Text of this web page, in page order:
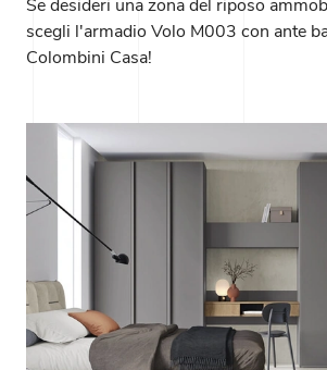
Se desideri una zona del riposo
scegli l'armadio Volo M003 con ante
Colombini Casa!